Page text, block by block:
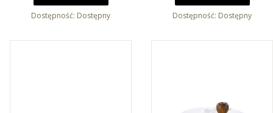
Dostępność: Dostępny Dostępność: Dostępny